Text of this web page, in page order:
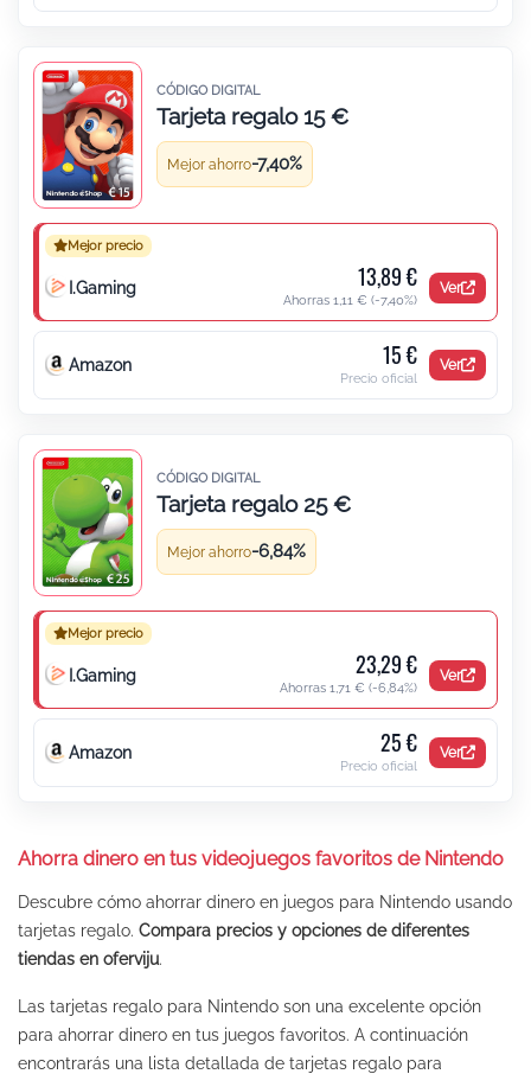
Tarjeta regalo 15 € para Nintendo
CÓDIGO DIGITAL
Tarjeta regalo 15 €
Mejor ahorro-7,40%
Mejor precio
I.Gaming 13,89 €
Ahorras 1,11 € (-7,40%)
Ver
Amazon 15 €
Precio oficial
Ver
Tarjeta regalo 25 € para Nintendo
CÓDIGO DIGITAL
Tarjeta regalo 25 €
Mejor ahorro-6,84%
Mejor precio
I.Gaming 23,29 €
Ahorras 1,71 € (-6,84%)
Ver
Amazon 25 €
Precio oficial
Ver
Ahorra dinero en tus videojuegos favoritos de Nintendo
Descubre cómo ahorrar dinero en juegos para Nintendo usando
tarjetas regalo. Compara precios y opciones de diferentes
tiendas en oferviju.
Las tarjetas regalo para Nintendo son una excelente opción
para ahorrar dinero en tus juegos favoritos. A continuación
encontrarás una lista detallada de tarjetas regalo para